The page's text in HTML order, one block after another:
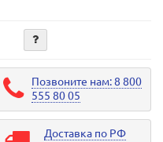
Позвоните нам: 8 800
555 80 05
Доставка по РФ